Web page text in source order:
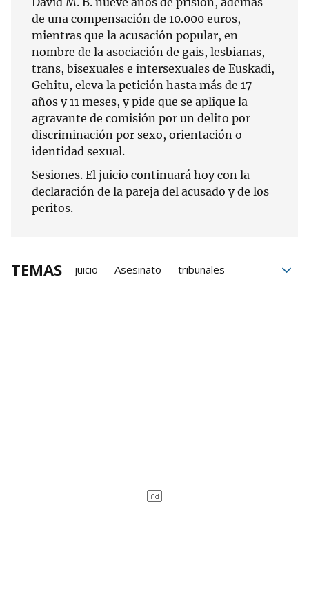
de una compensación de 10.000 euros,
mientras que la acusación popular, en
nombre de la asociación de gais, lesbianas,
trans, bisexuales e intersexuales de Euskadi,
Gehitu, eleva la petición hasta más de 17
años y 11 meses, y pide que se aplique la
agravante de comisión por un delito por
discriminación por sexo, orientación o
identidad sexual.
Sesiones. El juicio continuará hoy con la
declaración de la pareja del acusado y de los
peritos.
TEMAS juicio Asesinato
tribunales